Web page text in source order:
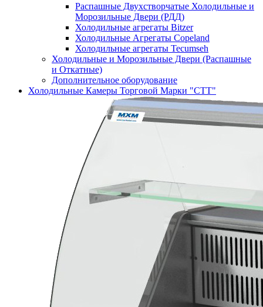
Распашные Двухстворчатые Холодильные и
Морозильные Двери (РДД)
Холодильные агрегаты Bitzer
Холодильные Агрегаты Copeland
Холодильные агрегаты Tecumseh
Холодильные и Морозильные Двери (Распашные
и Откатные)
Дополнительное оборудование
Холодильные Камеры Торговой Марки "СТТ"